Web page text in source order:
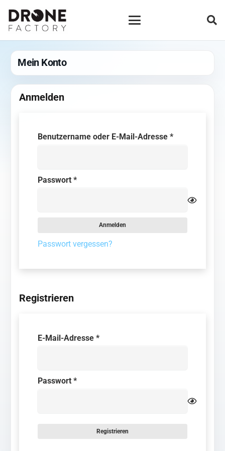
Mein Konto
Anmelden
Benutzername oder E-Mail-Adresse*Erforderlich
Passwort*Erforderlich
Anmelden
Passwort vergessen?
Registrieren
E-Mail-Adresse*Erforderlich
Passwort*Erforderlich
Registrieren